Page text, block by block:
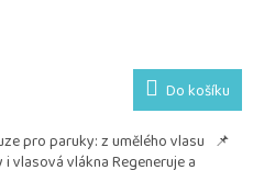
Do košíku
pro paruky: z umělého vlasu 📌
vlasová vlákna Regeneruje a